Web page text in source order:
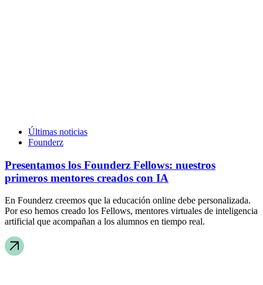
Últimas noticias
Founderz
Presentamos los Founderz Fellows: nuestros
primeros mentores creados con IA
En Founderz creemos que la educación online debe personalizada.
Por eso hemos creado los Fellows, mentores virtuales de inteligencia
artificial que acompañan a los alumnos en tiempo real.